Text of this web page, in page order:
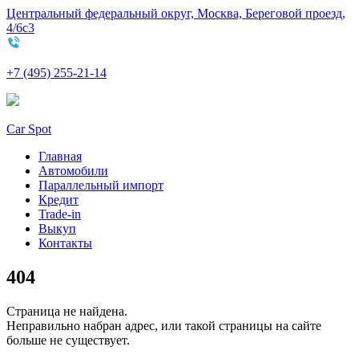
Центральный федеральный округ, Москва, Береговой проезд,
4/6с3
+7 (495) 255-21-14
Car Spot
Главная
Автомобили
Параллельный импорт
Кредит
Trade-in
Выкуп
Контакты
404
Страница не найдена.
Неправильно набран адрес, или такой страницы на сайте
больше не существует.